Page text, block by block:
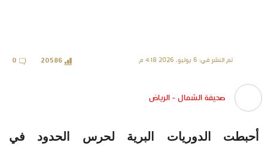
تم النشر في: 6 يوليو، 2026 4:18 م 20586
0
صحيفة الشمال - الرياض
أحبطت الدوريات البرية لحرس الحدود في